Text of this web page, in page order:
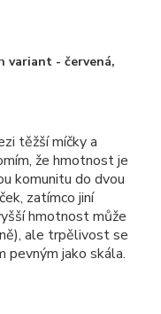
variant - červená,
těžší míčky a
že hmotnost je
komunitu do dvou
zatímco jiní
hmotnost může
ale trpělivost se
pevným jako skála.